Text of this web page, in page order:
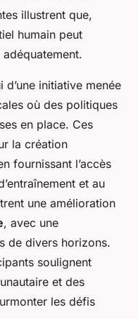
illustrent que,
humain peut
initiative menée
où des politiques
en place. Ces
la création
fournissant l’accès
et au
une amélioration
, avec une
de divers horizons.
soulignent
et des
les défis